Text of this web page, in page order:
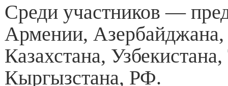
Среди участников —
Армении, Азербайджана,
Казахстана,
Кыргызстана, РФ.